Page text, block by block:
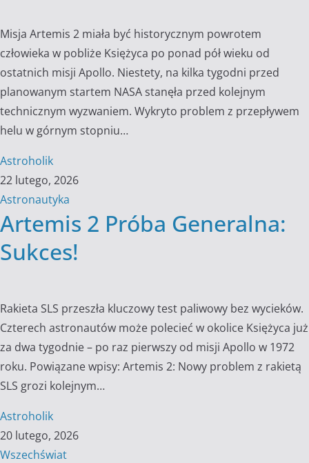
Misja Artemis 2 miała być historycznym powrotem
człowieka w pobliże Księżyca po ponad pół wieku od
ostatnich misji Apollo. Niestety, na kilka tygodni przed
planowanym startem NASA stanęła przed kolejnym
technicznym wyzwaniem. Wykryto problem z przepływem
helu w górnym stopniu…
Astroholik
22 lutego, 2026
Astronautyka
Artemis 2 Próba Generalna:
Sukces!
Rakieta SLS przeszła kluczowy test paliwowy bez wycieków.
Czterech astronautów może polecieć w okolice Księżyca już
za dwa tygodnie – po raz pierwszy od misji Apollo w 1972
roku. Powiązane wpisy: Artemis 2: Nowy problem z rakietą
SLS grozi kolejnym…
Astroholik
20 lutego, 2026
Wszechświat